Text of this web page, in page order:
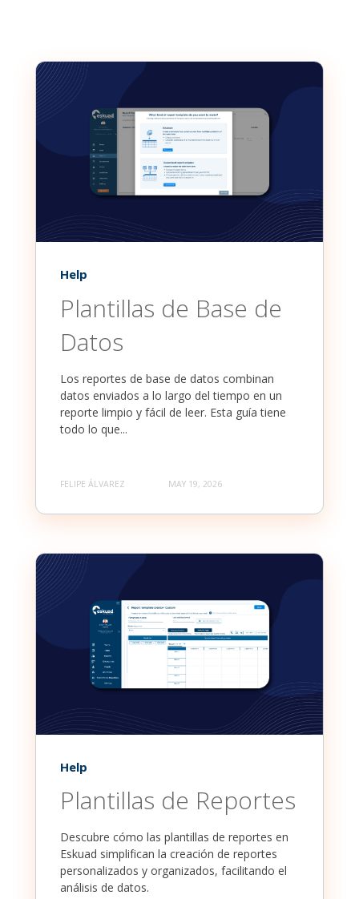
Help
Plantillas de Base de
Datos
Los reportes de base de datos combinan
datos enviados a lo largo del tiempo en un
reporte limpio y fácil de leer. Esta guía tiene
todo lo que...
FELIPE ÁLVAREZ MAY 19, 2026
Help
Plantillas de Reportes
Descubre cómo las plantillas de reportes en
Eskuad simplifican la creación de reportes
personalizados y organizados, facilitando el
análisis de datos.